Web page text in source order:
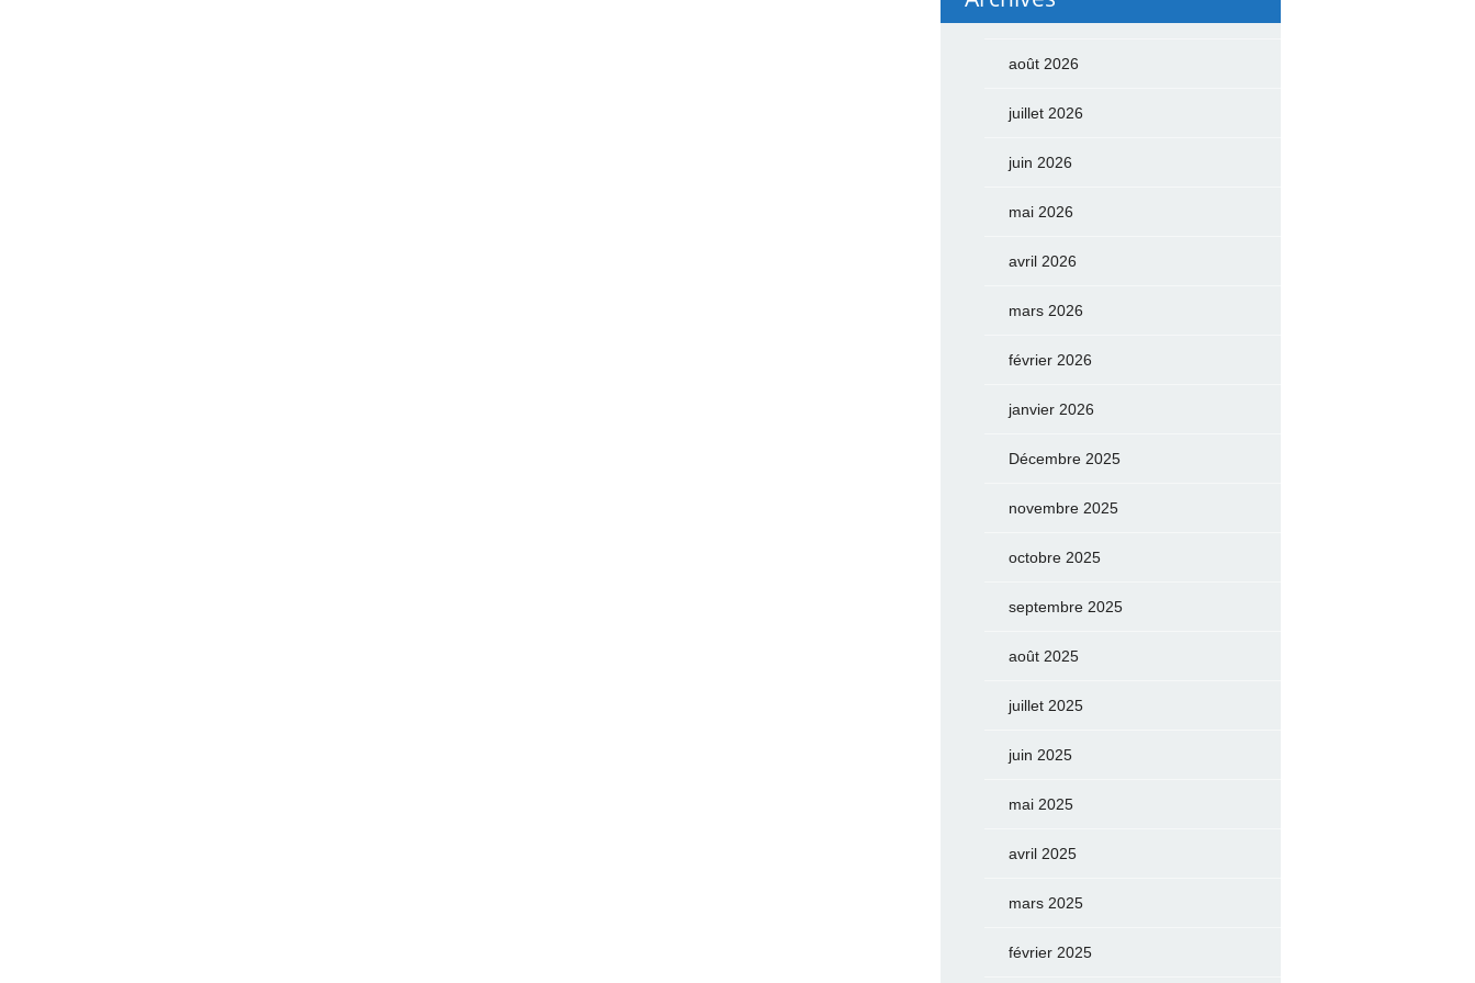
août 2026
juillet 2026
juin 2026
mai 2026
avril 2026
mars 2026
février 2026
janvier 2026
Décembre 2025
novembre 2025
octobre 2025
septembre 2025
août 2025
juillet 2025
juin 2025
mai 2025
avril 2025
mars 2025
février 2025